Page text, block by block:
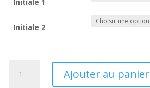
Initiale 2
Ajouter au panier